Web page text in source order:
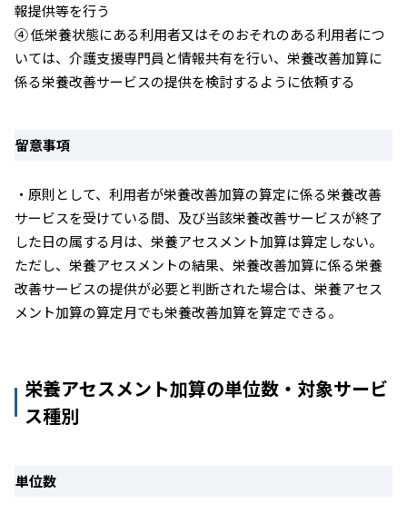
報提供等を行う
④ 低栄養状態にある利用者又はそのおそれのある利用者につ
いては、介護支援専門員と情報共有を行い、栄養改善加算に
係る栄養改善サービスの提供を検討するように依頼する
留意事項
・原則として、利用者が栄養改善加算の算定に係る栄養改善
サービスを受けている間、及び当該栄養改善サービスが終了
した日の属する月は、栄養アセスメント加算は算定しない。
ただし、栄養アセスメントの結果、栄養改善加算に係る栄養
改善サービスの提供が必要と判断された場合は、栄養アセス
メント加算の算定月でも栄養改善加算を算定できる。
栄養アセスメント加算の単位数・対象サービ
ス種別
単位数